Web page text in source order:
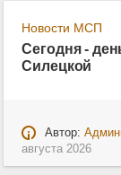
Новости МСП
Сегодня -
Силецкой
Автор:
августа 2026